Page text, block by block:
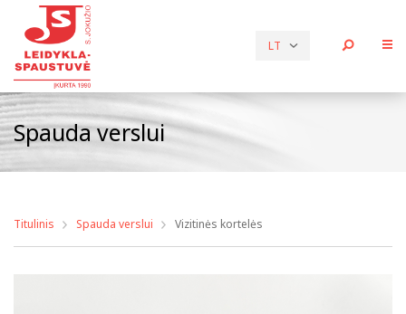
LT
Spauda verslui
Titulinis Spauda verslui Vizitinės kortelės